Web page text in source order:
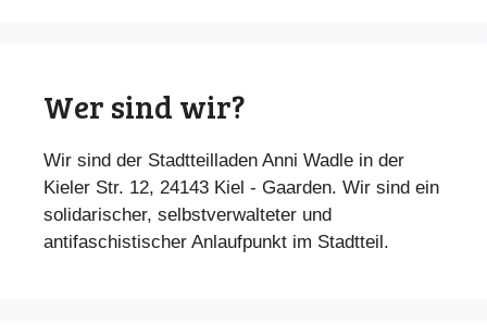
Wer sind wir?
Wir sind der Stadtteilladen Anni Wadle in der
Kieler Str. 12, 24143 Kiel - Gaarden. Wir sind ein
solidarischer, selbstverwalteter und
antifaschistischer Anlaufpunkt im Stadtteil.